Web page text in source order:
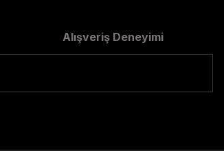
Alışveriş Deneyimi